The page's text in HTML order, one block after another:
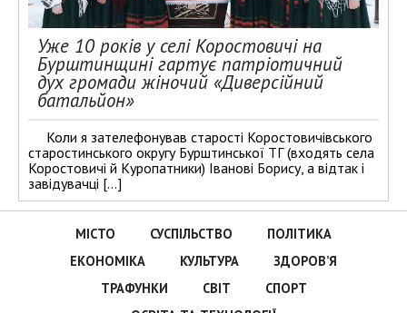
Уже 10 років у селі Коростовичі на
Бурштинщині гартує патріотичний
дух громади жіночий «Диверсійний
батальйон»
Коли я зателефонував старості Коростовичівського
старостинського округу Бурштинської ТГ (входять села
Коростовичі й Куропатники) Іванові Борису, а відтак і
завідувачці […]
МІСТО СУСПІЛЬСТВО
ПОЛІТИКА
ЕКОНОМІКА
КУЛЬТУРА
ЗДОРОВ’Я
ТРАФУНКИ
СВІТ
СПОРТ